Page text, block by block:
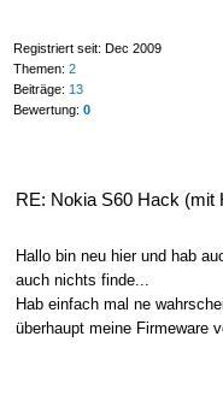
Registriert seit: Dec 2009
Themen: 2
Beiträge: 13
Bewertung: 0
RE: Nokia S60 Hack (mit
Hallo bin neu hier und hab
auch nichts finde...
Hab einfach mal ne
überhaupt meine Firmeware